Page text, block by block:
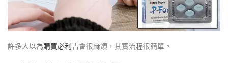
許多人以為購買必利吉會很麻煩，其實流程很簡單。